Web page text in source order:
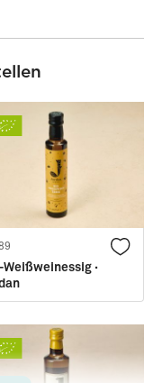
Weißweinessig ·